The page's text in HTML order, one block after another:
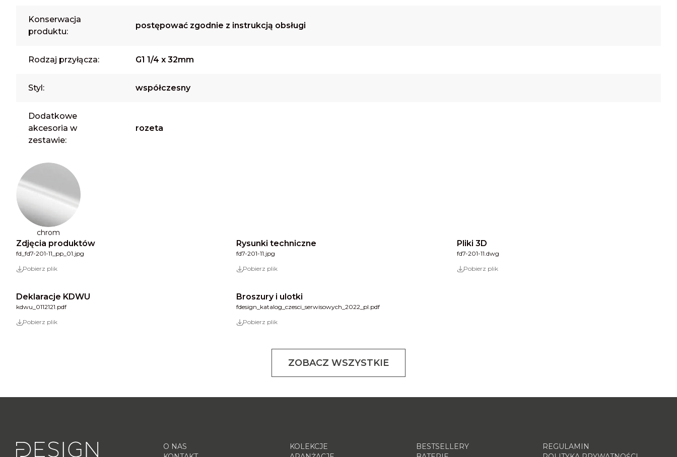
Konserwacja
produktu:
postępować zgodnie z instrukcją obsługi
Rodzaj przyłącza: G1 1/4 x 32mm
Styl: współczesny
Dodatkowe
akcesoria w
zestawie:
rozeta
chrom
Zdjęcia produktów
fd_fd7-201-11_pp_01.jpg
Pobierz plik
Rysunki techniczne
fd7-201-11.jpg
Pobierz plik
Pliki 3D
fd7-201-11.dwg
Pobierz plik
Deklaracje KDWU
kdwu_0112121.pdf
Pobierz plik
Broszury i ulotki
fdesign_katalog_czesci_serwisowych_2022_pl.pdf
Pobierz plik
ZOBACZ WSZYSTKIE
O NAS
KOLEKCJE
BESTSELLERY
REGULAMIN